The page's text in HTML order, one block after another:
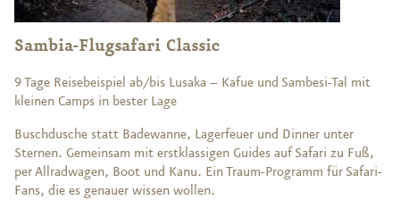
Sambia-Flugsafari Classic
9 Tage Reisebeispiel ab/bis Lusaka – Kafue und Sambesi-Tal mit
kleinen Camps in bester Lage
Buschdusche statt Badewanne, Lagerfeuer und Dinner unter
Sternen. Gemeinsam mit erstklassigen Guides auf Safari zu Fuß,
per Allradwagen, Boot und Kanu. Ein Traum-Programm für Safari-
Fans, die es genauer wissen wollen.